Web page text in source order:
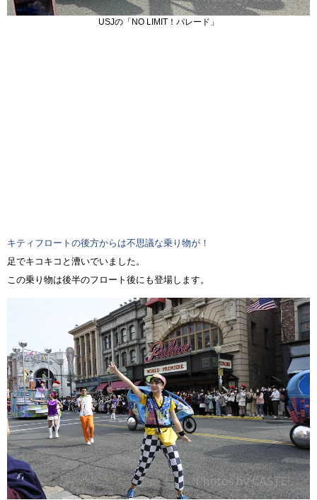
USJの「NO LIMIT！パレード」
キティフロートの後方からは不思議な乗り物が！
足でキコキコと漕いでいました。
この乗り物は後半のフロート後にも登場します。